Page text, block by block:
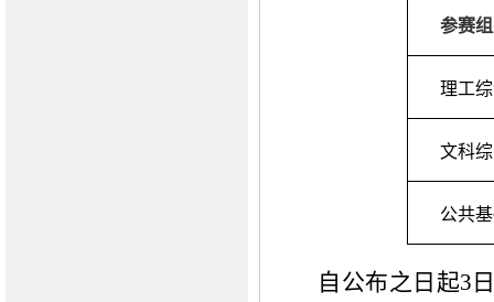
参赛
理工
文科
公共
自公布之日起3